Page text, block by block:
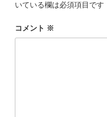
いている欄は必須項目です
コメント ※